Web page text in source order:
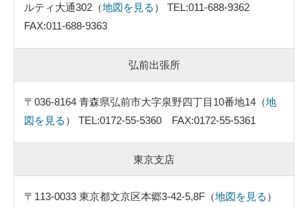
ルティ大通302（地図を見る ） TEL:011-688-9362
FAX:011-688-9363
弘前出張所
〒036-8164 青森県弘前市大字泉野四丁目10番地14（地
図を見る ） TEL:0172-55-5360 FAX:0172-55-5361
東京支店
〒113-0033 東京都文京区本郷3-42-5,8F（地図を見る ）